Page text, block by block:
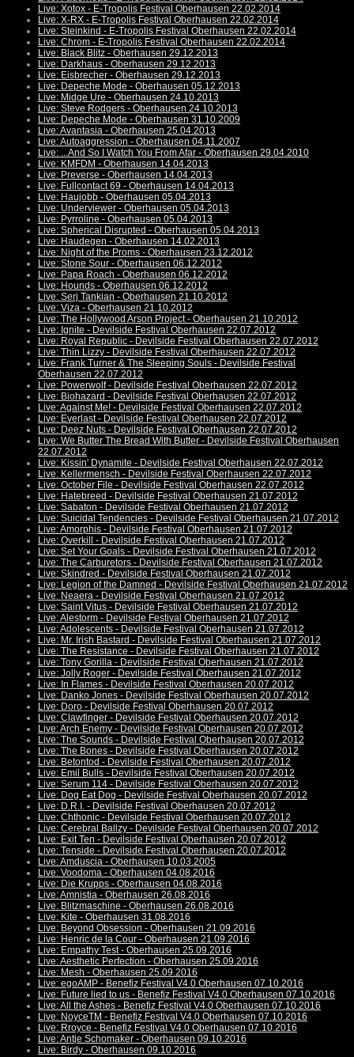
Live: Xotox - E-Tropolis Festival Oberhausen 22.02.2014
Live: X-RX - E-Tropolis Festival Oberhausen 22.02.2014
Live: Steinkind - E-Tropolis Festival Oberhausen 22.02.2014
Live: Chrom - E-Tropolis Festival Oberhausen 22.02.2014
Live: Black Blitz - Oberhausen 29.12.2013
Live: Darkhaus - Oberhausen 29.12.2013
Live: Eisbrecher - Oberhausen 29.12.2013
Live: Depeche Mode - Oberhausen 05.12.2013
Live: Midge Ure - Oberhausen 24.10.2013
Live: Steve Rodgers - Oberhausen 24.10.2013
Live: Depeche Mode - Oberhausen 31.10.2009
Live: Avantasia - Oberhausen 25.04.2013
Live: Autoaggression - Oberhausen 04.11.2007
Live: ...And So I Watch You From Afar - Oberhausen 29.04.2010
Live: KMFDM - Oberhausen 14.04.2013
Live: Preverse - Oberhausen 14.04.2013
Live: Fullcontact 69 - Oberhausen 14.04.2013
Live: Haujobb - Oberhausen 05.04.2013
Live: Underviewer - Oberhausen 05.04.2013
Live: Pyrroline - Oberhausen 05.04.2013
Live: Spherical Disrupted - Oberhausen 05.04.2013
Live: Haudegen - Oberhausen 14.02.2013
Live: Night of the Proms - Oberhausen 23.12.2012
Live: Stone Sour - Oberhausen 06.12.2012
Live: Papa Roach - Oberhausen 06.12.2012
Live: Hounds - Oberhausen 06.12.2012
Live: Serj Tankian - Oberhausen 21.10.2012
Live: Viza - Oberhausen 21.10.2012
Live: The Hollywood Arson Project - Oberhausen 21.10.2012
Live: Ignite - Devilside Festival Oberhausen 22.07.2012
Live: Royal Republic - Devilside Festival Oberhausen 22.07.2012
Live: Thin Lizzy - Devilside Festival Oberhausen 22.07.2012
Live: Frank Turner & The Sleeping Souls - Devilside Festival
Oberhausen 22.07.2012
Live: Powerwolf - Devilside Festival Oberhausen 22.07.2012
Live: Biohazard - Devilside Festival Oberhausen 22.07.2012
Live: Against Me! - Devilside Festival Oberhausen 22.07.2012
Live: Everlast - Devilside Festival Oberhausen 22.07.2012
Live: Deez Nuts - Devilside Festival Oberhausen 22.07.2012
Live: We Butter The Bread With Butter - Devilside Festival Oberhausen
22.07.2012
Live: Kissin' Dynamite - Devilside Festival Oberhausen 22.07.2012
Live: Kellermensch - Devilside Festival Oberhausen 22.07.2012
Live: October File - Devilside Festival Oberhausen 22.07.2012
Live: Hatebreed - Devilside Festival Oberhausen 21.07.2012
Live: Sabaton - Devilside Festival Oberhausen 21.07.2012
Live: Suicidal Tendencies - Devilside Festival Oberhausen 21.07.2012
Live: Amorphis - Devilside Festival Oberhausen 21.07.2012
Live: Overkill - Devilside Festival Oberhausen 21.07.2012
Live: Set Your Goals - Devilside Festival Oberhausen 21.07.2012
Live: The Carburetors - Devilside Festival Oberhausen 21.07.2012
Live: Skindred - Devilside Festival Oberhausen 21.07.2012
Live: Legion of the Damned - Devilside Festival Oberhausen 21.07.2012
Live: Neaera - Devilside Festival Oberhausen 21.07.2012
Live: Saint Vitus - Devilside Festival Oberhausen 21.07.2012
Live: Alestorm - Devilside Festival Oberhausen 21.07.2012
Live: Adolescents - Devilside Festival Oberhausen 21.07.2012
Live: Mr. Irish Bastard - Devilside Festival Oberhausen 21.07.2012
Live: The Resistance - Devilside Festival Oberhausen 21.07.2012
Live: Tony Gorilla - Devilside Festival Oberhausen 21.07.2012
Live: Jolly Roger - Devilside Festival Oberhausen 21.07.2012
Live: In Flames - Devilside Festival Oberhausen 20.07.2012
Live: Danko Jones - Devilside Festival Oberhausen 20.07.2012
Live: Doro - Devilside Festival Oberhausen 20.07.2012
Live: Clawfinger - Devilside Festival Oberhausen 20.07.2012
Live: Arch Enemy - Devilside Festival Oberhausen 20.07.2012
Live: The Sounds - Devilside Festival Oberhausen 20.07.2012
Live: The Bones - Devilside Festival Oberhausen 20.07.2012
Live: Betontod - Devilside Festival Oberhausen 20.07.2012
Live: Emil Bulls - Devilside Festival Oberhausen 20.07.2012
Live: Serum 114 - Devilside Festival Oberhausen 20.07.2012
Live: Dog Eat Dog - Devilside Festival Oberhausen 20.07.2012
Live: D.R.I. - Devilside Festival Oberhausen 20.07.2012
Live: Chthonic - Devilside Festival Oberhausen 20.07.2012
Live: Cerebral Ballzy - Devilside Festival Oberhausen 20.07.2012
Live: Exit Ten - Devilside Festival Oberhausen 20.07.2012
Live: Tenside - Devilside Festival Oberhausen 20.07.2012
Live: Amduscia - Oberhausen 10.03.2005
Live: Voodoma - Oberhausen 04.08.2016
Live: Die Krupps - Oberhausen 04.08.2016
Live: Amnistia - Oberhausen 26.08.2016
Live: Blitzmaschine - Oberhausen 26.08.2016
Live: Kite - Oberhausen 31.08.2016
Live: Beyond Obsession - Oberhausen 21.09.2016
Live: Henric de la Cour - Oberhausen 21.09.2016
Live: Empathy Test - Oberhausen 25.09.2016
Live: Aesthetic Perfection - Oberhausen 25.09.2016
Live: Mesh - Oberhausen 25.09.2016
Live: egoAMP - Benefiz Festival V4.0 Oberhausen 07.10.2016
Live: Future lied to us - Benefiz Festival V4.0 Oberhausen 07.10.2016
Live: All the Ashes - Benefiz Festival V4.0 Oberhausen 07.10.2016
Live: NoyceTM - Benefiz Festival V4.0 Oberhausen 07.10.2016
Live: Rroyce - Benefiz Festival V4.0 Oberhausen 07.10.2016
Live: Antje Schomaker - Oberhausen 09.10.2016
Live: Birdy - Oberhausen 09.10.2016